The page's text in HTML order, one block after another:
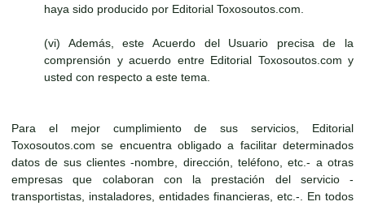
haya sido producido por Editorial Toxosoutos.com.
(vi) Además, este Acuerdo del Usuario precisa de la
comprensión y acuerdo entre Editorial Toxosoutos.com y
usted con respecto a este tema.
Para el mejor cumplimiento de sus servicios, Editorial
Toxosoutos.com se encuentra obligado a facilitar determinados
datos de sus clientes -nombre, dirección, teléfono, etc.- a otras
empresas que colaboran con la prestación del servicio -
transportistas, instaladores, entidades financieras, etc.-. En todos